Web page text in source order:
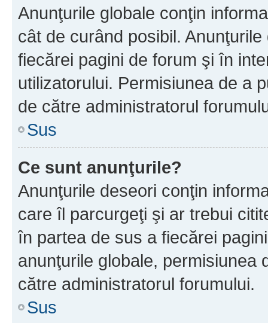
Anunţurile globale conţin
cât de curând posibil.
fiecărei pagini de forum şi în
utilizatorului. Permisiunea de a
de către administratorul
Sus
Ce sunt anunţurile?
Anunţurile deseori conţin
care îl parcurgeţi şi ar trebui
în partea de sus a fiecărei
anunţurile globale, permisiunea
către administratorul forumului.
Sus